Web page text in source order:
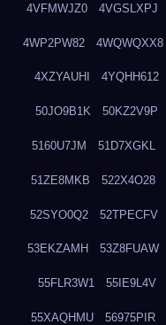
4VFMWJZ0 4VGSLXPJ
4WP2PW82 4WQWQXX8
4XZYAUHI 4YQHH612
50JO9B1K 50KZ2V9P
5160U7JM 51D7XGKL
51ZE8MKB 522X4O28
52SYO0Q2 52TPECFV
53EKZAMH 53Z8FUAW
55FLR3W1 55IE9L4V
55XAQHMU 56975PIR